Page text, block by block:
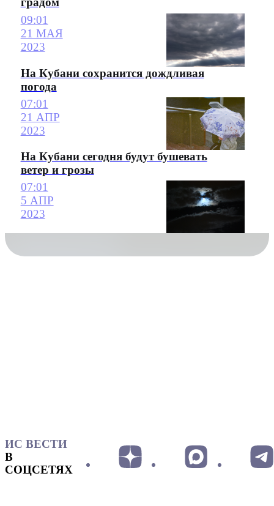
09:01
21 МАЯ
2023
На Кубани сохранится дождливая
погода
07:01
21 АПР
2023
На Кубани сегодня будут бушевать
ветер и грозы
07:01
5 АПР
2023
ИС ВЕСТИ
В
СОЦСЕТЯХ